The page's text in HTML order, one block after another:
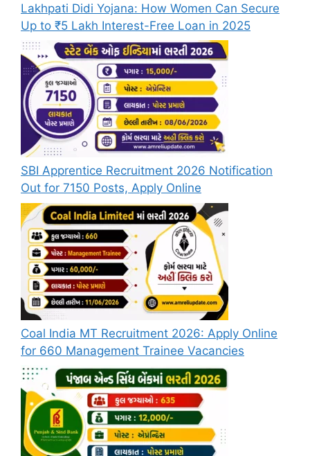
Lakhpati Didi Yojana: How Women Can Secure
Up to ₹5 Lakh Interest-Free Loan in 2025
SBI Apprentice Recruitment 2026 Notification
Out for 7150 Posts, Apply Online
Coal India MT Recruitment 2026: Apply Online
for 660 Management Trainee Vacancies